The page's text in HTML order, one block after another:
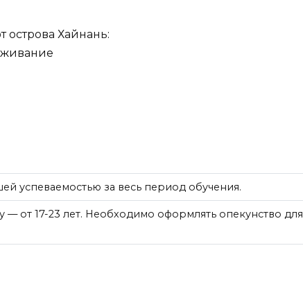
острова Хайнань:
успеваемостью за весь период обучения.
— от 17-23 лет. Необходимо оформлять опекунство для